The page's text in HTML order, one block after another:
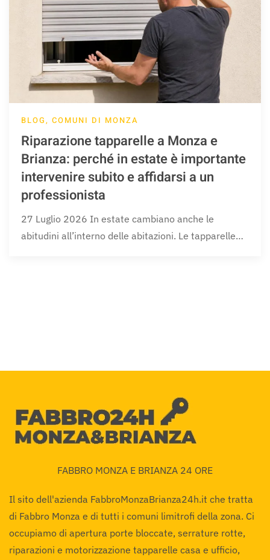
BLOG, COMUNI DI MONZA
Riparazione tapparelle a Monza e
Brianza: perché in estate è importante
intervenire subito e affidarsi a un
professionista
27 Luglio 2026 In estate cambiano anche le
abitudini all’interno delle abitazioni. Le tapparelle…
FABBRO MONZA E BRIANZA 24 ORE
Il sito dell'azienda FabbroMonzaBrianza24h.it che tratta
di Fabbro Monza e di tutti i comuni limitrofi della zona. Ci
occupiamo di apertura porte bloccate, serrature rotte,
riparazioni e motorizzazione tapparelle casa e ufficio,